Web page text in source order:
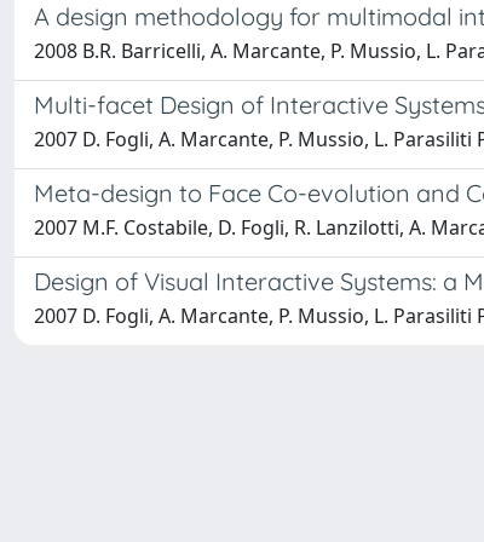
A design methodology for multimodal
2008 B.R. Barricelli, A. Marcante, P. Mussio, L.
Multi-facet Design of Interactive
2007 D. Fogli, A. Marcante, P. Mussio, L. Parasiliti
Meta-design to Face Co-evolution and
2007 M.F. Costabile, D. Fogli, R. Lanzilotti, A.
Design of Visual Interactive Systems: a
2007 D. Fogli, A. Marcante, P. Mussio, L. Parasiliti